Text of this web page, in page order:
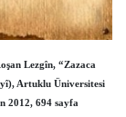
Lezgîn, “Zazaca
Artuklu Üniversitesi
2012, 694 sayfa